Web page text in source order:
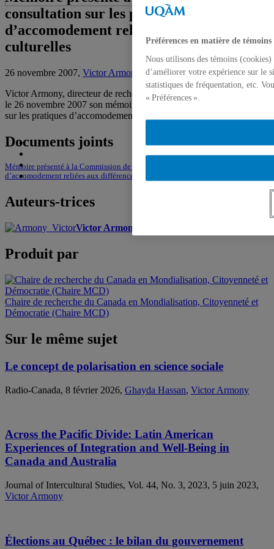
consultation sur les pratiques
d’accomodement reliées aux différences
culturelles
26 novembre 2007, Victor Armony
Victor Armony, directeur de recherche à la Chaire MCD, a présenté
le 26 novembre 2007 son mémoire à la Commission de consultation
sur les pratiques d’accomodement reliées aux différences culturelles.
Documents joints
Mémoire présenté à la Commission de consultation sur les pratiques
d’accomodement reliées aux différences culturelles
Auteurs-trices
Victor Armony
Produit par
Chaire de recherche du Canada en Mondialisation, Citoyenneté et
Démocratie (Chaire MCD)
Sur le même sujet
Le concept de polarisation en science sociale
Radio-Canada, 8 février 2026, Ghayda Hassan, Victor Armony
Across the Pacific Divide: Latin American
Experiences of Integration and Well-Being in
Canada and Australia
Journal of Intercultural Studies, Vol. 44, No. 3, 2023, 5 juin 2023,
Victor Armony
Élections au Québec : le bilan du gouvernement
Préférences en matière de témoins
Nous utilisons des témoins
d’améliorer votre expérience sur le
statistiques de fréquentation, etc.
« Préférences ».